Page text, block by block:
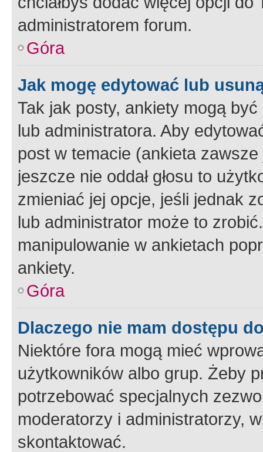
administratorem forum.
Góra
Jak mogę edytować lub
Tak jak posty, ankiety mogą
lub administratora. Aby
post w temacie (ankieta
jeszcze nie oddał głosu to
zmieniać jej opcje, jeśli jednak
lub administrator może to
manipulowanie w ankietach
ankiety.
Góra
Dlaczego nie mam dostępu
Niektóre fora mogą mieć
użytkowników albo grup. Żeby
potrzebować specjalnych
moderatorzy i administratorzy,
skontaktować.